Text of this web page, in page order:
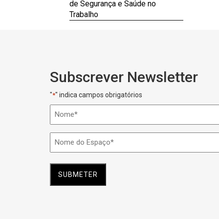
de Segurança e Saúde no
Trabalho
Subscrever Newsletter
"*" indica campos obrigatórios
Nome
Nome
do